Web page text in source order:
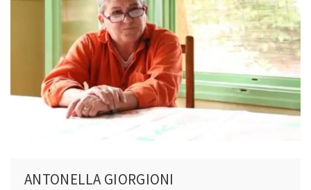
Ishte një grua më e moshuar nga Kryqi i Kuq Zviceran e veshur
me uniformë ajo që iu afrua secilës makinë dhe e godiste në
krahë secilin person brenda makinës dhe në shqip i siguronte se
ishin të sigurtë, se nuk ishin më në Serbi, Jugosllavi, se ishin në
Shqipëri dhe ishin të sigurtë.
[…] Ato ishin gjithashtu të
traumatizuara, kishin parë copa të trupave, njerëz të vdekur,
jashtë, anës rrugës ku policia serbe kishte marrë njerëzit,
ushtarët, paramilitarët kishin nxjerrë njerëzit nga makinat,
vdekje. […] Këta njerëz pastaj erdhën në anën tjetër dhe disi
ANTONELLA GIORGIONI